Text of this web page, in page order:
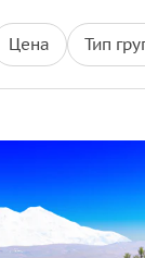
Цена Тип